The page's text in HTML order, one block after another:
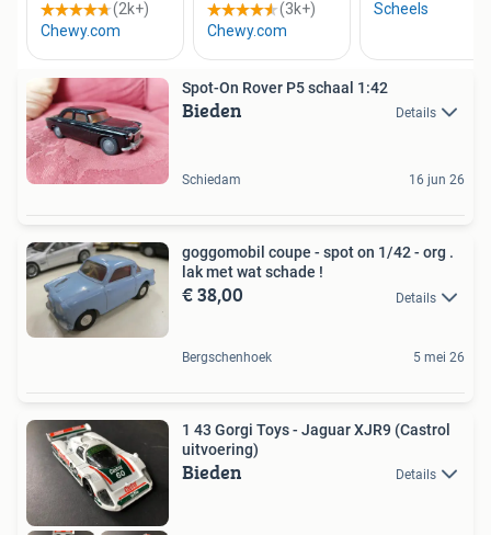
Spot-On Rover P5 schaal 1:42
Bieden Details
Schiedam 16 jun 26
goggomobil coupe - spot on 1/42 - org .
lak met wat schade !
€ 38,00 Details
Bergschenhoek 5 mei 26
1 43 Gorgi Toys - Jaguar XJR9 (Castrol
uitvoering)
Bieden Details